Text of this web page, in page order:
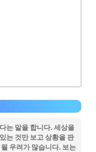
는 말을 합니다. 세상을
는 것만 보고 상황을 판
우려가 많습니다. 보는